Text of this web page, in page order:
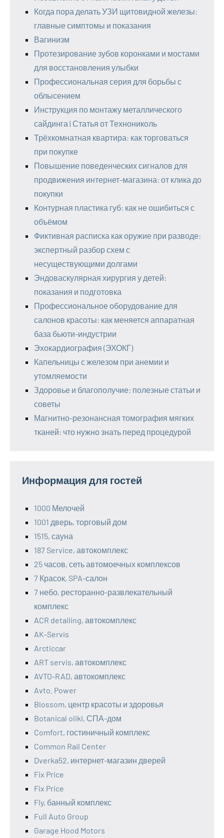
Когда пора делать УЗИ щитовидной железы:
главные симптомы и показания
Вагинизм
Протезирование зубов коронками и мостами
для восстановления улыбки
Профессиональная серия для борьбы с
облысением
Инструкция по монтажу металлического
сайдинга | Статья от Технониколь
Трёхкомнатная квартира: как торговаться
при покупке
Повышение поведенческих сигналов для
продвижения интернет-магазина: от клика до
покупки
Контурная пластика губ: как не ошибиться с
объёмом
Фиктивная расписка как оружие при разводе:
экспертный разбор схем с
несуществующими долгами
Эндоваскулярная хирургия у детей:
показания и подготовка
Профессиональное оборудование для
салонов красоты: как меняется аппаратная
база бьюти-индустрии
Эхокардиография (ЭХОКГ)
Капельницы с железом при анемии и
утомляемости
Здоровье и благополучие: полезные статьи и
советы
Магнитно-резонансная томография мягких
тканей: что нужно знать перед процедурой
Информация для гостей
1000 Мелочей
1001 дверь, торговый дом
1515, сауна
187 Service, автокомплекс
25 часов, сеть автомоечных комплексов
7 Красок, SPA-салон
7 небо, ресторанно-развлекательный
комплекс
ACR detailing, автокомплекс
AK-Servis
Arcticcar
ART servis, автокомплекс
AVTO-RAD, автокомплекс
Avto. Power
Blossom, центр красоты и здоровья
Botanical oliki, СПА-дом
Comfort, гостиничный комплекс
Common Rail Center
Dverka52, интернет-магазин дверей
Fix Price
Fix Price
Fly, банный комплекс
Full Auto Group
Garage Hood Motors